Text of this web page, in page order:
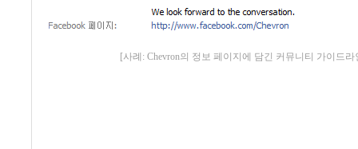
[사례: Chevron의 정보 페이지에 담긴 커뮤니티 가이드라